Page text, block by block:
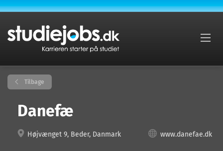
Tilbage
Danefæ
Højvænget 9, Beder, Danmark www.danefae.dk